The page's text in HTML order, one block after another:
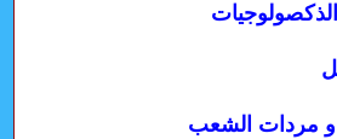
مردات الشعب